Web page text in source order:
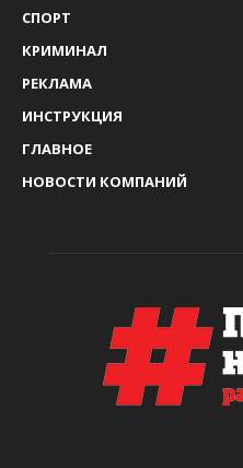
СПОРТ
КРИМИНАЛ
РЕКЛАМА
ИНСТРУКЦИЯ
ГЛАВНОЕ
НОВОСТИ КОМПАНИЙ